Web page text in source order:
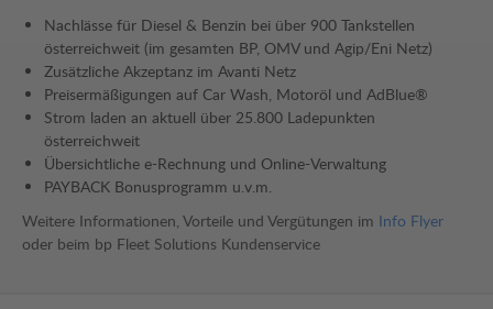
Nachlässe für Diesel & Benzin bei über 900 Tankstellen
österreichweit (im gesamten BP, OMV und Agip/Eni Netz)
Zusätzliche Akzeptanz im Avanti Netz
Preisermäßigungen auf Car Wash, Motoröl und AdBlue®
Strom laden an aktuell über 25.800 Ladepunkten
österreichweit
Übersichtliche e-Rechnung und Online-Verwaltung
PAYBACK Bonusprogramm u.v.m.
Weitere Informationen, Vorteile und Vergütungen im Info Flyer
oder beim bp Fleet Solutions Kundenservice